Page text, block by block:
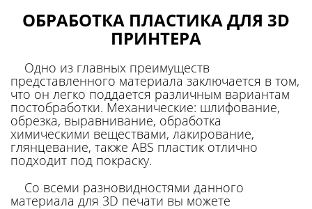
ОБРАБОТКА ПЛАСТИКА ДЛЯ 3D
ПРИНТЕРА
Одно из главных преимуществ
представленного материала заключается в том,
что он легко поддается различным вариантам
постобработки. Механические: шлифование,
обрезка, выравнивание, обработка
химическими веществами, лакирование,
глянцевание, также ABS пластик отлично
подходит под покраску.
Со всеми разновидностями данного
материала для 3D печати вы можете